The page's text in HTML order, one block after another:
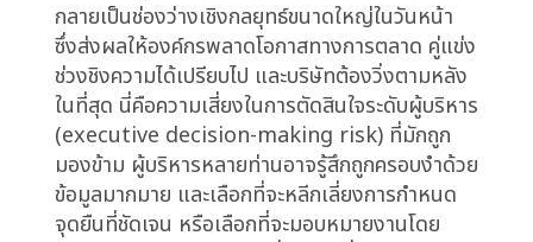
ทรัพยากรตาม KPI ของแต่ละแผนก การตอบสนอง
ต่อการเปลี่ยนแปลงของตลาดหรือคู่แข่งที่ล่าช้า และ
ปัญหาการจัดการสินค้าคงคลังที่เรื้อรัง (สินค้าค้าง
สต็อกหรือสินค้าหมด) เนื่องจากสัญญาณความ
ต้องการที่ไม่ชัดเจน ผลลัพธ์ที่ตามมาไม่ใช่แค่การ
ดำเนินงานที่ไม่มีประสิทธิภาพ แต่เป็นผลกระทบที่
กว้างกว่า นั่นคือการสูญเสียส่วนแบ่งการตลาด